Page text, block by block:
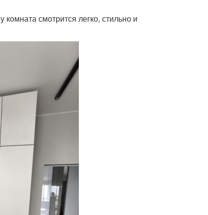
смотрится легко, стильно и